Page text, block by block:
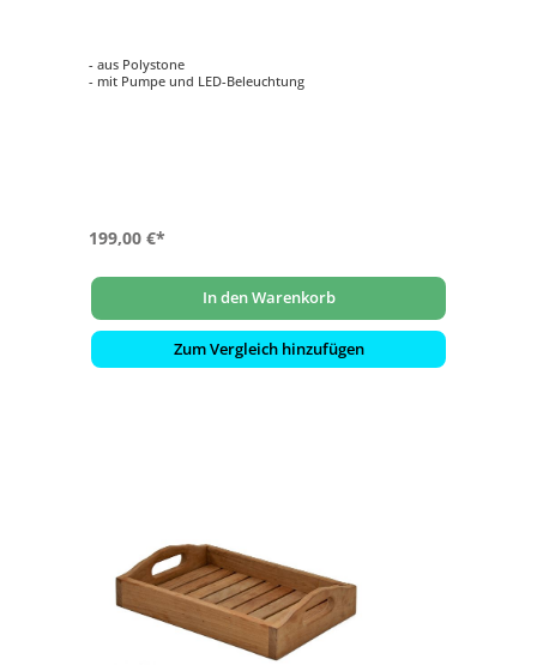
- aus Polystone
- mit Pumpe und LED-Beleuchtung
199,00 €*
In den Warenkorb
Zum Vergleich hinzufügen